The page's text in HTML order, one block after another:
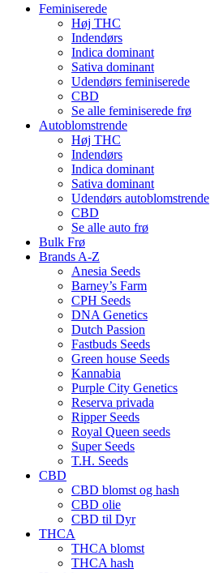
Feminiserede
Høj THC
Indendørs
Indica dominant
Sativa dominant
Udendørs feminiserede
CBD
Se alle feminiserede frø
Autoblomstrende
Høj THC
Indendørs
Indica dominant
Sativa dominant
Udendørs autoblomstrende
CBD
Se alle auto frø
Bulk Frø
Brands A-Z
Anesia Seeds
Barney’s Farm
CPH Seeds
DNA Genetics
Dutch Passion
Fastbuds Seeds
Green house Seeds
Kannabia
Purple City Genetics
Reserva privada
Ripper Seeds
Royal Queen seeds
Super Seeds
T.H. Seeds
CBD
CBD blomst og hash
CBD olie
CBD til Dyr
THCA
THCA blomst
THCA hash